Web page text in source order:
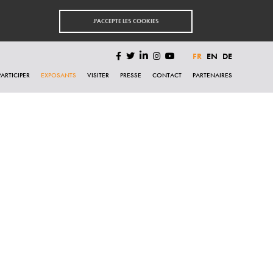
J'ACCEPTE LES COOKIES
FR EN DE
EXPOSANTS VISITER PRESSE CONTACT PARTENAIRES